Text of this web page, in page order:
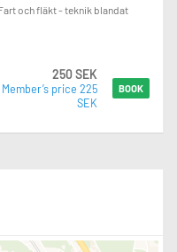
och fläkt - teknik blandat
250 SEK
Member’s price 225
SEK
BOOK